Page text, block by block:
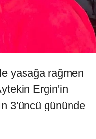
yasağa rağmen
Ergin'in
3'üncü gününde